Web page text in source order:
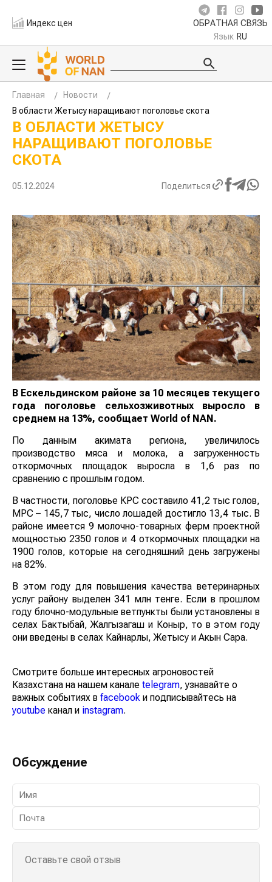
Индекс цен ОБРАТНАЯ СВЯЗЬ
Язык RU
Главная
Новости
В области Жетысу наращивают поголовье скота
В ОБЛАСТИ ЖЕТЫСУ
НАРАЩИВАЮТ ПОГОЛОВЬЕ
СКОТА
05.12.2024 Поделиться
В Ескельдинском районе за 10 месяцев текущего
года поголовье сельхозживотных выросло в
среднем на 13%, сообщает World of NAN.
По данным акимата региона, увеличилось
производство мяса и молока, а загруженность
откормочных площадок выросла в 1,6 раз по
сравнению с прошлым годом.
В частности, поголовье КРС составило 41,2 тыс голов,
МРС – 145,7 тыс, число лошадей достигло 13,4 тыс. В
районе имеется 9 молочно-товарных ферм проектной
мощностью 2350 голов и 4 откормочных площадки на
1900 голов, которые на сегодняшний день загружены
на 82%.
В этом году для повышения качества ветеринарных
услуг району выделен 341 млн тенге. Если в прошлом
году блочно-модульные ветпункты были установлены в
селах Бактыбай, Жалгызагаш и Коныр, то в этом году
они введены в селах Кайнарлы, Жетысу и Акын Сара.
Смотрите больше интересных агроновостей
Казахстана на нашем канале telegram, узнавайте о
важных событиях в facebook и подписывайтесь на
youtube канал и instagram.
Обсуждение